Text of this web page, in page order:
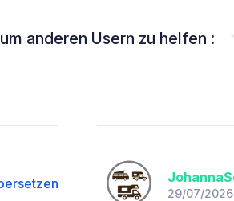
anderen Usern zu helfen :
29/07/2026